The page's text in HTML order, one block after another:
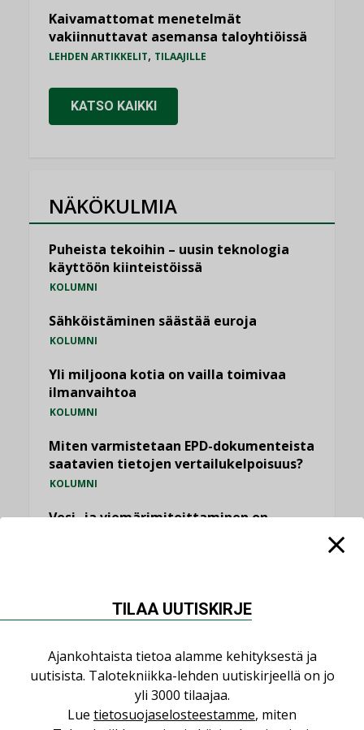
Kaivamattomat menetelmät
vakiinnuttavat asemansa taloyhtiöissä
LEHDEN ARTIKKELIT, TILAAJILLE
KATSO KAIKKI
NÄKÖKULMIA
Puheista tekoihin – uusin teknologia
käyttöön kiinteistöissä
KOLUMNI
Sähköistäminen säästää euroja
KOLUMNI
Yli miljoona kotia on vailla toimivaa
ilmanvaihtoa
KOLUMNI
Miten varmistetaan EPD-dokumenteista
saatavien tietojen vertailukelpoisuus?
KOLUMNI
Vesi- ja viemärimitoittaminen on
KATSO KAIKKI
NIMITYKSET
TILAA UUTISKIRJE
Ajankohtaista tietoa alamme kehityksestä ja
uutisista. Talotekniikka-lehden uutiskirjeellä on jo
yli 3000 tilaajaa.
Lue tietosuojaselosteestamme, miten